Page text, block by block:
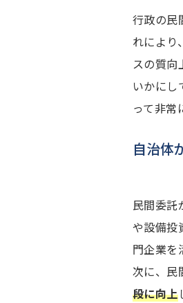
行政の民
れにより
スの質向
いかにし
って非常
自治体
民間委託
や設備投
門企業を
次に、民
段に向上